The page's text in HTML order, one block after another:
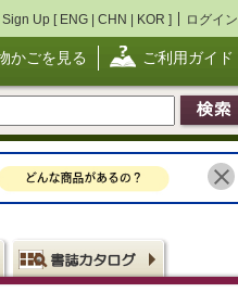
Sign Up [ ENG | CHN | KOR ] ログイン
かごを見る ご利用ガイド